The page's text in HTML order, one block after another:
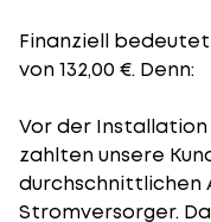
Finanziell
von 132,00 €. Denn:
Vor der Installation
zahlten unsere
durchschnittlichen
Stromversorger.